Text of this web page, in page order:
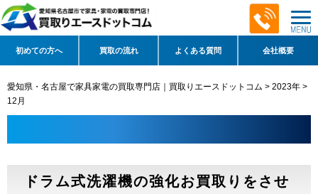
初めての方へ 買取の流れ よくある質問 会社概要
愛知県・名古屋で家具家電の買取専門店｜買取りエースドットコム > 2023年 >
12月
ドラム式洗濯機の強化お買取りをさせ